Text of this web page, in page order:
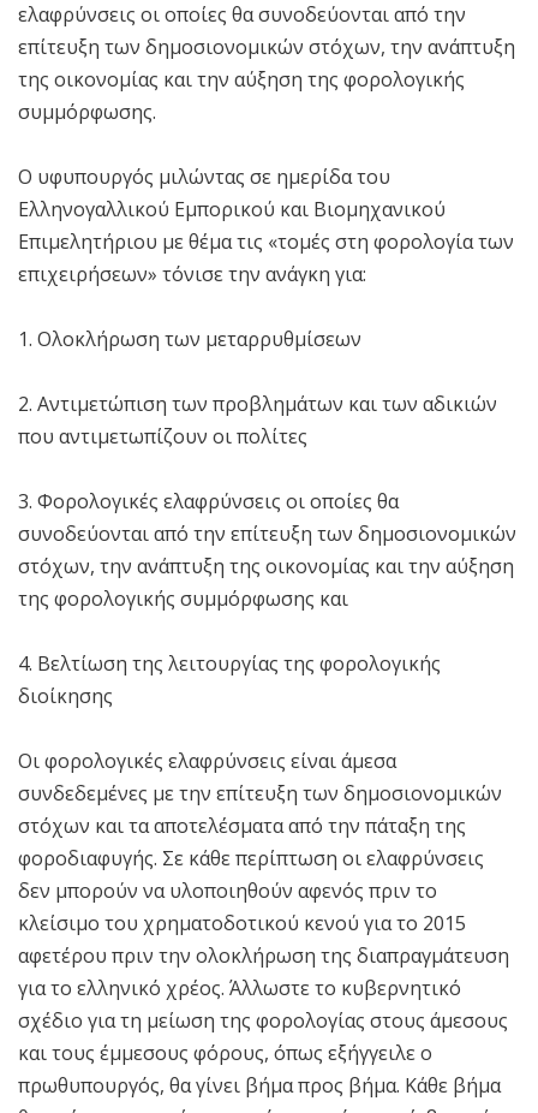
ελαφρύνσεις οι οποίες θα συνοδεύονται από την
επίτευξη των δημοσιονομικών στόχων, την ανάπτυξη
της οικονομίας και την αύξηση της φορολογικής
συμμόρφωσης.
Ο υφυπουργός μιλώντας σε ημερίδα του
Ελληνογαλλικού Εμπορικού και Βιομηχανικού
Επιμελητήριου με θέμα τις «τομές στη φορολογία των
επιχειρήσεων» τόνισε την ανάγκη για:
1. Ολοκλήρωση των μεταρρυθμίσεων
2. Αντιμετώπιση των προβλημάτων και των αδικιών
που αντιμετωπίζουν οι πολίτες
3. Φορολογικές ελαφρύνσεις οι οποίες θα
συνοδεύονται από την επίτευξη των δημοσιονομικών
στόχων, την ανάπτυξη της οικονομίας και την αύξηση
της φορολογικής συμμόρφωσης και
4. Βελτίωση της λειτουργίας της φορολογικής
διοίκησης
Οι φορολογικές ελαφρύνσεις είναι άμεσα
συνδεδεμένες με την επίτευξη των δημοσιονομικών
στόχων και τα αποτελέσματα από την πάταξη της
φοροδιαφυγής. Σε κάθε περίπτωση οι ελαφρύνσεις
δεν μπορούν να υλοποιηθούν αφενός πριν το
κλείσιμο του χρηματοδοτικού κενού για το 2015
αφετέρου πριν την ολοκλήρωση της διαπραγμάτευση
για το ελληνικό χρέος. Άλλωστε το κυβερνητικό
σχέδιο για τη μείωση της φορολογίας στους άμεσους
και τους έμμεσους φόρους, όπως εξήγγειλε ο
πρωθυπουργός, θα γίνει βήμα προς βήμα. Κάθε βήμα